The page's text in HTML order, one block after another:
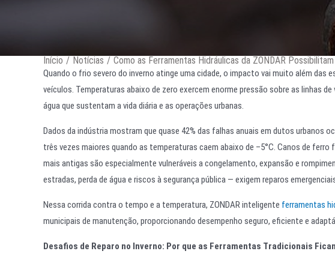
Início / Notícias / Como as Ferramentas Hidráulicas da ZONDAR
Quando o frio severo do inverno atinge uma cidade, o impacto vai muito além das
veículos. Temperaturas abaixo de zero exercem enorme pressão sobre as linhas
água que sustentam a vida diária e as operações urbanas.
Dados da indústria mostram que quase 42% das falhas anuais em dutos urbanos
três vezes maiores quando as temperaturas caem abaixo de –5°C. Canos de
mais antigas são especialmente vulneráveis a congelamento, expansão e
estradas, perda de água e riscos à segurança pública — exigem reparos
Nessa corrida contra o tempo e a temperatura, ZONDAR inteligente ferramentas
municipais de manutenção, proporcionando desempenho seguro, eficiente e
Desafios de Reparo no Inverno: Por que as Ferramentas Tradicionais